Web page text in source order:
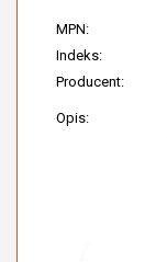
MPN:
Indeks:
Producent:
Opis: